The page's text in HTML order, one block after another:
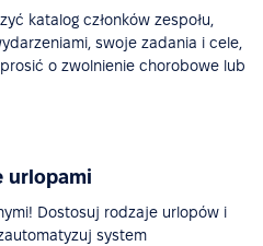
katalog członków zespołu,
swoje zadania i cele,
o zwolnienie chorobowe lub
urlopami
Dostosuj rodzaje urlopów i
system